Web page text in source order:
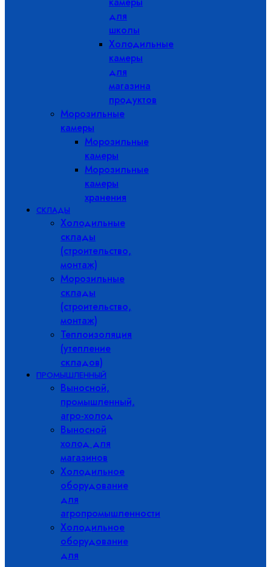
для
школы
Холодильные
камеры
для
магазина
продуктов
Морозильные
камеры
Морозильные
камеры
Морозильные
камеры
хранения
СКЛАДЫ
Холодильные
склады
(строительство,
монтаж)
Морозильные
склады
(строительство,
монтаж)
Теплоизоляция
(утепление
складов)
ПРОМЫШЛЕННЫЙ
Выносной,
промышленный,
агро-холод
Выносной
холод для
магазинов
Холодильное
оборудование
для
агропромышленности
Холодильное
оборудование
для